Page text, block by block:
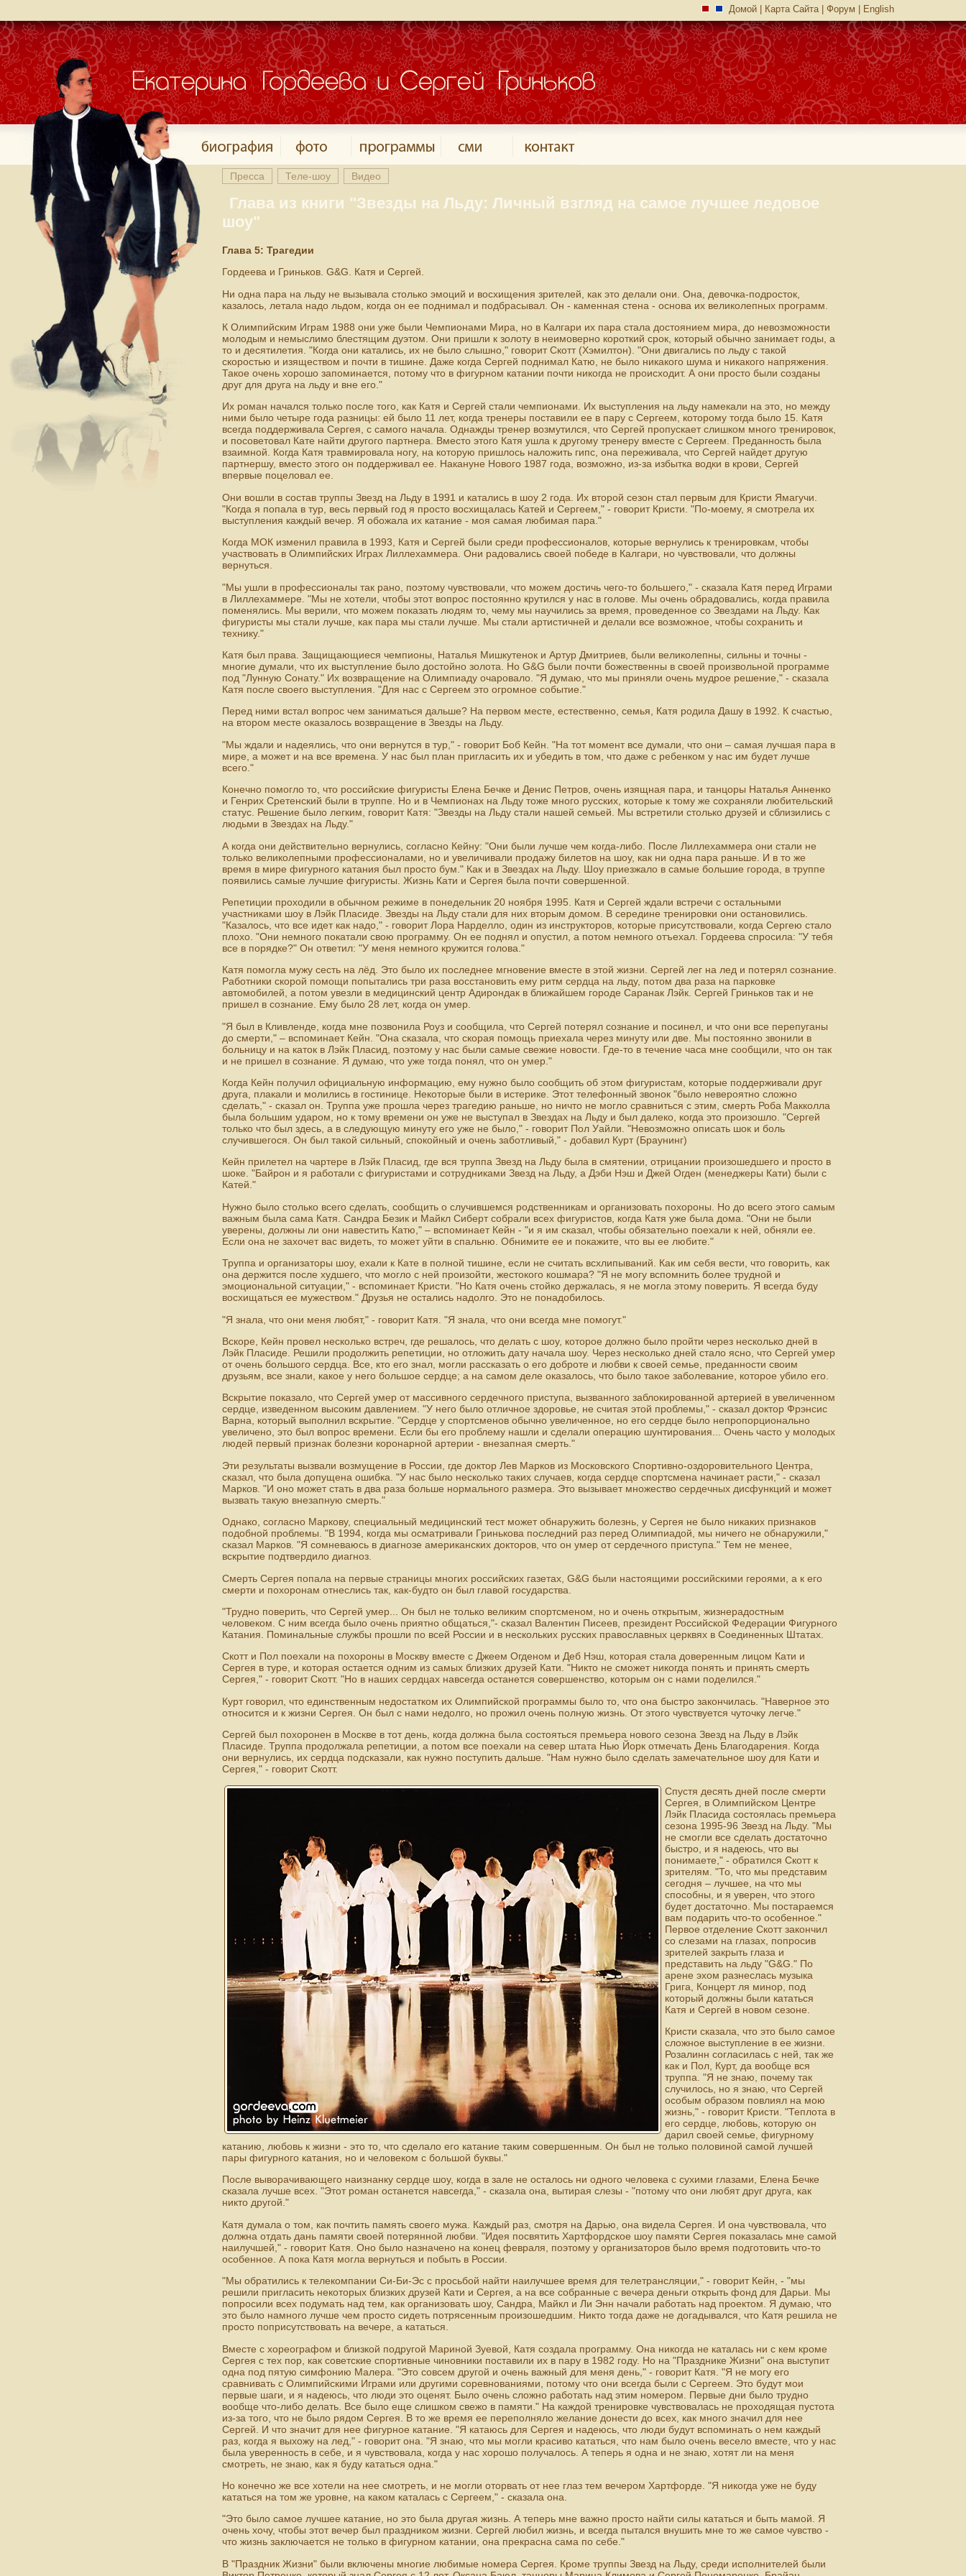
Домой Карта Сайта| Форум English
Пресса Теле-шоу Видео
Глава из книги "Звезды на Льду: Личный взгляд на самое лучшее ледовое
шоу"
Глава 5: Трагедии
Гордеева и Гриньков. G&G. Катя и Сергей.
Ни одна пара на льду не вызывала столько эмоций и восхищения зрителей, как это делали они. Она, девочка-подросток,
казалось, летала надо льдом, когда он ее поднимал и подбрасывал. Он - каменная стена - основа их великолепных программ.
К Олимпийским Играм 1988 они уже были Чемпионами Мира, но в Калгари их пара стала достоянием мира, до невозможности
молодым и немыслимо блестящим дуэтом. Они пришли к золоту в неимоверно короткий срок, который обычно занимает годы, а
то и десятилетия. "Когда они катались, их не было слышно," говорит Скотт (Хэмилтон). "Они двигались по льду с такой
скоростью и изяществом и почти в тишине. Даже когда Сергей поднимал Катю, не было никакого шума и никакого напряжения.
Такое очень хорошо запоминается, потому что в фигурном катании почти никогда не происходит. А они просто были созданы
друг для друга на льду и вне его."
Их роман начался только после того, как Катя и Сергей стали чемпионами. Их выступления на льду намекали на это, но между
ними было четыре года разницы: ей было 11 лет, когда тренеры поставили ее в пару с Сергеем, которому тогда было 15. Катя
всегда поддерживала Сергея, с самого начала. Однажды тренер возмутился, что Сергей пропускает слишком много тренировок,
и посоветовал Кате найти другого партнера. Вместо этого Катя ушла к другому тренеру вместе с Сергеем. Преданность была
взаимной. Когда Катя травмировала ногу, на которую пришлось наложить гипс, она переживала, что Сергей найдет другую
партнершу, вместо этого он поддерживал ее. Накануне Нового 1987 года, возможно, из-за избытка водки в крови, Сергей
впервые поцеловал ее.
Они вошли в состав труппы Звезд на Льду в 1991 и катались в шоу 2 года. Их второй сезон стал первым для Кристи Ямагучи.
"Когда я попала в тур, весь первый год я просто восхищалась Катей и Сергеем," - говорит Кристи. "По-моему, я смотрела их
выступления каждый вечер. Я обожала их катание - моя самая любимая пара."
Когда МОК изменил правила в 1993, Катя и Сергей были среди профессионалов, которые вернулись к тренировкам, чтобы
участвовать в Олимпийских Играх Лиллехаммера. Они радовались своей победе в Калгари, но чувствовали, что должны
вернуться.
"Мы ушли в профессионалы так рано, поэтому чувствовали, что можем достичь чего-то большего," - сказала Катя перед Играми
в Лиллехаммере. "Мы не хотели, чтобы этот вопрос постоянно крутился у нас в голове. Мы очень обрадовались, когда правила
поменялись. Мы верили, что можем показать людям то, чему мы научились за время, проведенное со Звездами на Льду. Как
фигуристы мы стали лучше, как пара мы стали лучше. Мы стали артистичней и делали все возможное, чтобы сохранить и
технику."
Катя был права. Защищающиеся чемпионы, Наталья Мишкутенок и Артур Дмитриев, были великолепны, сильны и точны -
многие думали, что их выступление было достойно золота. Но G&G были почти божественны в своей произвольной программе
под "Лунную Сонату." Их возвращение на Олимпиаду очаровало. "Я думаю, что мы приняли очень мудрое решение," - сказала
Катя после своего выступления. "Для нас с Сергеем это огромное событие."
Перед ними встал вопрос чем заниматься дальше? На первом месте, естественно, семья, Катя родила Дашу в 1992. К счастью,
на втором месте оказалось возвращение в Звезды на Льду.
"Мы ждали и надеялись, что они вернутся в тур," - говорит Боб Кейн. "На тот момент все думали, что они – самая лучшая пара в
мире, а может и на все времена. У нас был план пригласить их и убедить в том, что даже с ребенком у нас им будет лучше
всего."
Конечно помогло то, что российские фигуристы Елена Бечке и Денис Петров, очень изящная пара, и танцоры Наталья Анненко
и Генрих Сретенский были в труппе. Но и в Чемпионах на Льду тоже много русских, которые к тому же сохраняли любительский
статус. Решение было легким, говорит Катя: "Звезды на Льду стали нашей семьей. Мы встретили столько друзей и сблизились с
людьми в Звездах на Льду."
А когда они действительно вернулись, согласно Кейну: "Они были лучше чем когда-либо. После Лиллехаммера они стали не
только великолепными профессионалами, но и увеличивали продажу билетов на шоу, как ни одна пара раньше. И в то же
время в мире фигурного катания был просто бум." Как и в Звездах на Льду. Шоу приезжало в самые большие города, в труппе
появились самые лучшие фигуристы. Жизнь Кати и Сергея была почти совершенной.
Репетиции проходили в обычном режиме в понедельник 20 ноября 1995. Катя и Сергей ждали встречи с остальными
участниками шоу в Лэйк Пласиде. Звезды на Льду стали для них вторым домом. В середине тренировки они остановились.
"Казалось, что все идет как надо," - говорит Лора Нарделло, один из инструкторов, которые присутствовали, когда Сергею стало
плохо. "Они немного покатали свою программу. Он ее поднял и опустил, а потом немного отъехал. Гордеева спросила: "У тебя
все в порядке?" Он ответил: "У меня немного кружится голова."
Катя помогла мужу сесть на лёд. Это было их последнее мгновение вместе в этой жизни. Сергей лег на лед и потерял сознание.
Работники скорой помощи попытались три раза восстановить ему ритм сердца на льду, потом два раза на парковке
автомобилей, а потом увезли в медицинский центр Адирондак в ближайшем городе Саранак Лэйк. Сергей Гриньков так и не
пришел в сознание. Ему было 28 лет, когда он умер.
"Я был в Кливленде, когда мне позвонила Роуз и сообщила, что Сергей потерял сознание и посинел, и что они все перепуганы
до смерти," – вспоминает Кейн. "Она сказала, что скорая помощь приехала через минуту или две. Мы постоянно звонили в
больницу и на каток в Лэйк Пласид, поэтому у нас были самые свежие новости. Где-то в течение часа мне сообщили, что он так
и не пришел в сознание. Я думаю, что уже тогда понял, что он умер."
Когда Кейн получил официальную информацию, ему нужно было сообщить об этом фигуристам, которые поддерживали друг
друга, плакали и молились в гостинице. Некоторые были в истерике. Этот телефонный звонок "было невероятно сложно
сделать," - сказал он. Труппа уже прошла через трагедию раньше, но ничто не могло сравниться с этим, смерть Роба Макколла
была большим ударом, но к тому времени он уже не выступал в Звездах на Льду и был далеко, когда это произошло. "Сергей
только что был здесь, а в следующую минуту его уже не было," - говорит Пол Уайли. "Невозможно описать шок и боль
случившегося. Он был такой сильный, спокойный и очень заботливый," - добавил Курт (Браунинг)
Кейн прилетел на чартере в Лэйк Пласид, где вся труппа Звезд на Льду была в смятении, отрицании произошедшего и просто в
шоке. "Байрон и я работали с фигуристами и сотрудниками Звезд на Льду, а Дэби Нэш и Джей Огден (менеджеры Кати) были с
Катей."
Нужно было столько всего сделать, сообщить о случившемся родственникам и организовать похороны. Но до всего этого самым
важным была сама Катя. Сандра Безик и Майкл Сиберт собрали всех фигуристов, когда Катя уже была дома. "Они не были
уверены, должны ли они навестить Катю," – вспоминает Кейн - "и я им сказал, чтобы обязательно поехали к ней, обняли ее.
Если она не захочет вас видеть, то может уйти в спальню. Обнимите ее и покажите, что вы ее любите."
Труппа и организаторы шоу, ехали к Кате в полной тишине, если не считать всхлипываний. Как им себя вести, что говорить, как
она держится после худшего, что могло с ней произойти, жестокого кошмара? "Я не могу вспомнить более трудной и
эмоциональной ситуации," - вспоминает Кристи. "Но Катя очень стойко держалась, я не могла этому поверить. Я всегда буду
восхищаться ее мужеством." Друзья не остались надолго. Это не понадобилось.
"Я знала, что они меня любят," - говорит Катя. "Я знала, что они всегда мне помогут."
Вскоре, Кейн провел несколько встреч, где решалось, что делать с шоу, которое должно было пройти через несколько дней в
Лэйк Пласиде. Решили продолжить репетиции, но отложить дату начала шоу. Через несколько дней стало ясно, что Сергей умер
от очень большого сердца. Все, кто его знал, могли рассказать о его доброте и любви к своей семье, преданности своим
друзьям, все знали, какое у него большое сердце; а на самом деле оказалось, что было такое заболевание, которое убило его.
Вскрытие показало, что Сергей умер от массивного сердечного приступа, вызванного заблокированной артерией в увеличенном
сердце, изведенном высоким давлением. "У него было отличное здоровье, не считая этой проблемы," - сказал доктор Фрэнсис
Варна, который выполнил вскрытие. "Сердце у спортсменов обычно увеличенное, но его сердце было непропорционально
увеличено, это был вопрос времени. Если бы его проблему нашли и сделали операцию шунтирования... Очень часто у молодых
людей первый признак болезни коронарной артерии - внезапная смерть."
Эти результаты вызвали возмущение в России, где доктор Лев Марков из Московского Спортивно-оздоровительного Центра,
сказал, что была допущена ошибка. "У нас было несколько таких случаев, когда сердце спортсмена начинает расти," - сказал
Марков. "И оно может стать в два раза больше нормального размера. Это вызывает множество сердечных дисфункций и может
вызвать такую внезапную смерть."
Однако, согласно Маркову, специальный медицинский тест может обнаружить болезнь, у Сергея не было никаких признаков
подобной проблемы. "В 1994, когда мы осматривали Гринькова последний раз перед Олимпиадой, мы ничего не обнаружили,"
сказал Марков. "Я сомневаюсь в диагнозе американских докторов, что он умер от сердечного приступа." Тем не менее,
вскрытие подтвердило диагноз.
Смерть Сергея попала на первые страницы многих российских газетах, G&G были настоящими российскими героями, а к его
смерти и похоронам отнеслись так, как-будто он был главой государства.
"Трудно поверить, что Сергей умер... Он был не только великим спортсменом, но и очень открытым, жизнерадостным
человеком. С ним всегда было очень приятно общаться,"- сказал Валентин Писеев, президент Российской Федерации Фигурного
Катания. Поминальные службы прошли по всей России и в нескольких русских православных церквях в Соединенных Штатах.
Скотт и Пол поехали на похороны в Москву вместе с Джеем Огденом и Деб Нэш, которая стала доверенным лицом Кати и
Сергея в туре, и которая остается одним из самых близких друзей Кати. "Никто не сможет никогда понять и принять смерть
Сергея," - говорит Скотт. "Но в наших сердцах навсегда останется совершенство, которым он с нами поделился."
Курт говорил, что единственным недостатком их Олимпийской программы было то, что она быстро закончилась. "Наверное это
относится и к жизни Сергея. Он был с нами недолго, но прожил очень полную жизнь. От этого чувствуется чуточку легче."
Сергей был похоронен в Москве в тот день, когда должна была состояться премьера нового сезона Звезд на Льду в Лэйк
Пласиде. Труппа продолжала репетиции, а потом все поехали на север штата Нью Йорк отмечать День Благодарения. Когда
они вернулись, их сердца подсказали, как нужно поступить дальше. "Нам нужно было сделать замечательное шоу для Кати и
Сергея," - говорит Скотт.
Спустя десять дней после смерти
Сергея, в Олимпийском Центре
Лэйк Пласида состоялась премьера
сезона 1995-96 Звезд на Льду. "Мы
не смогли все сделать достаточно
быстро, и я надеюсь, что вы
понимаете," - обратился Скотт к
зрителям. "То, что мы представим
сегодня – лучшее, на что мы
способны, и я уверен, что этого
будет достаточно. Мы постараемся
вам подарить что-то особенное."
Первое отделение Скотт закончил
со слезами на глазах, попросив
зрителей закрыть глаза и
представить на льду "G&G." По
арене эхом разнеслась музыка
Грига, Концерт ля минор, под
который должны были кататься
Катя и Сергей в новом сезоне.
Кристи сказала, что это было самое
сложное выступление в ее жизни.
Розалинн согласилась с ней, так же
как и Пол, Курт, да вообще вся
труппа. "Я не знаю, почему так
случилось, но я знаю, что Сергей
особым образом повлиял на мою
жизнь," - говорит Кристи. "Теплота в
его сердце, любовь, которую он
дарил своей семье, фигурному
катанию, любовь к жизни - это то, что сделало его катание таким совершенным. Он был не только половиной самой лучшей
пары фигурного катания, но и человеком с большой буквы."
После выворачивающего наизнанку сердце шоу, когда в зале не осталось ни одного человека с сухими глазами, Елена Бечке
сказала лучше всех. "Этот роман останется навсегда," - сказала она, вытирая слезы - "потому что они любят друг друга, как
никто другой."
Катя думала о том, как почтить память своего мужа. Каждый раз, смотря на Дарью, она видела Сергея. И она чувствовала, что
должна отдать дань памяти своей потерянной любви. "Идея посвятить Хартфордское шоу памяти Сергея показалась мне самой
наилучшей," - говорит Катя. Оно было назначено на конец февраля, поэтому у организаторов было время подготовить что-то
особенное. А пока Катя могла вернуться и побыть в России.
"Мы обратились к телекомпании Си-Би-Эс с просьбой найти наилучшее время для телетрансляции," - говорит Кейн, - "мы
решили пригласить некоторых близких друзей Кати и Сергея, а на все собранные с вечера деньги открыть фонд для Дарьи. Мы
попросили всех подумать над тем, как организовать шоу, Сандра, Майкл и Ли Энн начали работать над проектом. Я думаю, что
это было намного лучше чем просто сидеть потрясенным произошедшим. Никто тогда даже не догадывался, что Катя решила не
просто поприсутствовать на вечере, а кататься.
Вместе с хореографом и близкой подругой Мариной Зуевой, Катя создала программу. Она никогда не каталась ни с кем кроме
Сергея с тех пор, как советские спортивные чиновники поставили их в пару в 1982 году. Но на "Празднике Жизни" она выступит
одна под пятую симфонию Малера. "Это совсем другой и очень важный для меня день," - говорит Катя. "Я не могу его
сравнивать с Олимпийскими Играми или другими соревнованиями, потому что они всегда были с Сергеем. Это будут мои
первые шаги, и я надеюсь, что люди это оценят. Было очень сложно работать над этим номером. Первые дни было трудно
вообще что-либо делать. Все было еще слишком свежо в памяти." На каждой тренировке чувствовалась не проходящая пустота
из-за того, что не было рядом Сергея. В то же время ее переполняло желание донести до всех, как много значил для нее
Сергей. И что значит для нее фигурное катание. "Я катаюсь для Сергея и надеюсь, что люди будут вспоминать о нем каждый
раз, когда я выхожу на лед," - говорит она. "Я знаю, что мы могли красиво кататься, что нам было очень весело вместе, что у нас
была уверенность в себе, и я чувствовала, когда у нас хорошо получалось. А теперь я одна и не знаю, хотят ли на меня
смотреть, не знаю, как я буду кататься одна."
Но конечно же все хотели на нее смотреть, и не могли оторвать от нее глаз тем вечером Хартфорде. "Я никогда уже не буду
кататься на том же уровне, на каком каталась с Сергеем," - сказала она.
"Это было самое лучшее катание, но это была другая жизнь. А теперь мне важно просто найти силы кататься и быть мамой. Я
очень хочу, чтобы этот вечер был праздником жизни. Сергей любил жизнь, и всегда пытался внушить мне то же самое чувство -
что жизнь заключается не только в фигурном катании, она прекрасна сама по себе."
В "Праздник Жизни" были включены многие любимые номера Сергея. Кроме труппы Звезд на Льду, среди исполнителей были